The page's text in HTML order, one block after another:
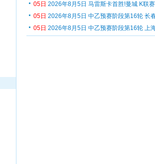
05日 2026年8月5日 马雷斯卡首胜!曼城 K联
05日 2026年8月5日 中乙预赛阶段第16轮 长
05日 2026年8月5日 中乙预赛阶段第16轮 上